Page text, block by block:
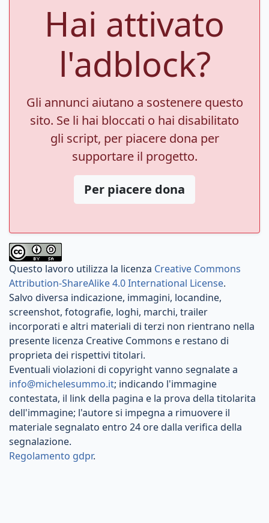
Hai attivato
l'adblock?
Gli annunci aiutano a sostenere questo
sito. Se li hai bloccati o hai disabilitato
gli script, per piacere dona per
supportare il progetto.
Per piacere dona
Questo lavoro utilizza la licenza Creative Commons
Attribution-ShareAlike 4.0 International License.
Salvo diversa indicazione, immagini, locandine,
screenshot, fotografie, loghi, marchi, trailer
incorporati e altri materiali di terzi non rientrano nella
presente licenza Creative Commons e restano di
proprieta dei rispettivi titolari.
Eventuali violazioni di copyright vanno segnalate a
info@michelesummo.it; indicando l'immagine
contestata, il link della pagina e la prova della titolarita
dell'immagine; l'autore si impegna a rimuovere il
materiale segnalato entro 24 ore dalla verifica della
segnalazione.
Regolamento gdpr.